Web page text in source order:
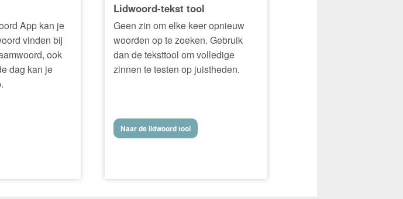
App kan je
vinden bij
ook
dag kan je
Lidwoord-tekst tool
Geen zin om elke keer opnieuw
woorden op te zoeken. Gebruik
dan de teksttool om volledige
zinnen te testen op juistheden.
Naar de lidwoord tool